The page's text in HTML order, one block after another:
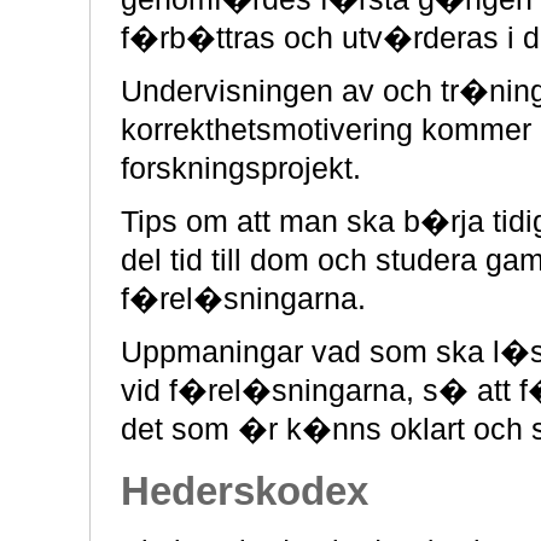
f�rb�ttras och utv�rderas i
Undervisningen av och
korrekthetsmotivering
forskningsprojekt.
Tips om att man ska b�rja
del tid till dom och studera
f�rel�sningarna.
Uppmaningar vad som ska
vid f�rel�sningarna, s� att
det som �r k�nns oklart och
Hederskodex